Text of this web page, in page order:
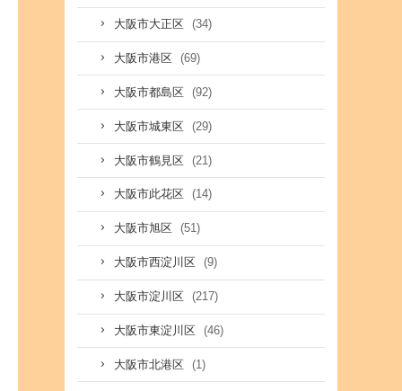
大阪市大正区 (34)
大阪市港区 (69)
大阪市都島区 (92)
大阪市城東区 (29)
大阪市鶴見区 (21)
大阪市此花区 (14)
大阪市旭区 (51)
大阪市西淀川区 (9)
大阪市淀川区 (217)
大阪市東淀川区 (46)
大阪市北港区 (1)